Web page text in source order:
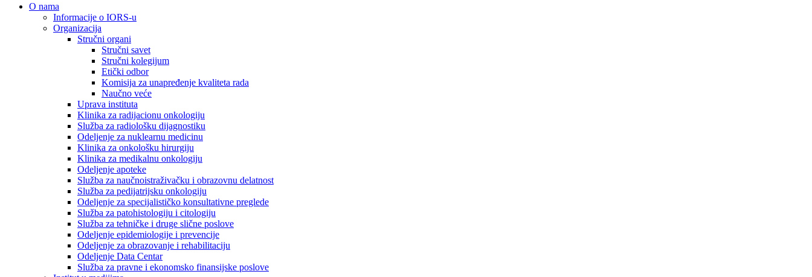
O nama
Informacije o IORS-u
Organizacija
Stručni organi
Stručni savet
Stručni kolegijum
Etički odbor
Komisija za unapređenje kvaliteta rada
Naučno veće
Uprava instituta
Klinika za radijacionu onkologiju
Služba za radiološku dijagnostiku
Odeljenje za nuklearnu medicinu
Klinika za onkološku hirurgiju
Klinika za medikalnu onkologiju
Odeljenje apoteke
Služba za naučnoistraživačku i obrazovnu delatnost
Služba za pedijatrijsku onkologiju
Odeljenje za specijalističko konsultativne preglede
Služba za patohistologiju i citologiju
Služba za tehničke i druge slične poslove
Odeljenje epidemiologije i prevencije
Odeljenje za obrazovanje i rehabilitaciju
Odeljenje Data Centar
Služba za pravne i ekonomsko finansijske poslove